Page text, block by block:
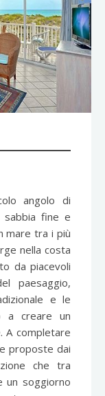
angolo di
sabbia fine e
mare tra i più
nella costa
da piacevoli
paesaggio,
e le
a creare un
A completare
proposte dai
che tra
un soggiorno